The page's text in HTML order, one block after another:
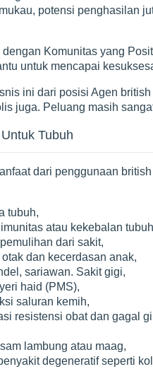
potensi penghasilan
Komunitas yang
untuk mencapai
ini dari posisi Agen
juga. Peluang masih
Tubuh
dari penggunaan
tubuh,
atau kekebalan
dari sakit,
dan kecerdasan anak,
sariawan. Sakit gigi,
haid (PMS),
saluran kemih,
resistensi obat dan gagal
lambung atau maag,
degeneratif seperti